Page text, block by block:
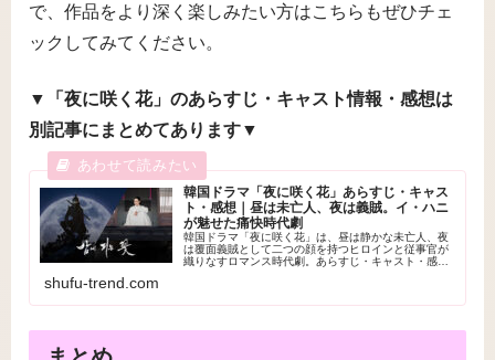
で、作品をより深く楽しみたい方はこちらもぜひチェ
ックしてみてください。
▼
「夜に咲く花」のあらすじ・キャスト情報・感想は
別記事にまとめてあります▼
韓国ドラマ「夜に咲く花」あらすじ・キャス
ト・感想｜昼は未亡人、夜は義賊。イ・ハニ
が魅せた痛快時代劇
韓国ドラマ「夜に咲く花」は、昼は静かな未亡人、夜
は覆面義賊として二つの顔を持つヒロインと従事官が
織りなすロマンス時代劇。あらすじ・キャスト・感
shufu-trend.com